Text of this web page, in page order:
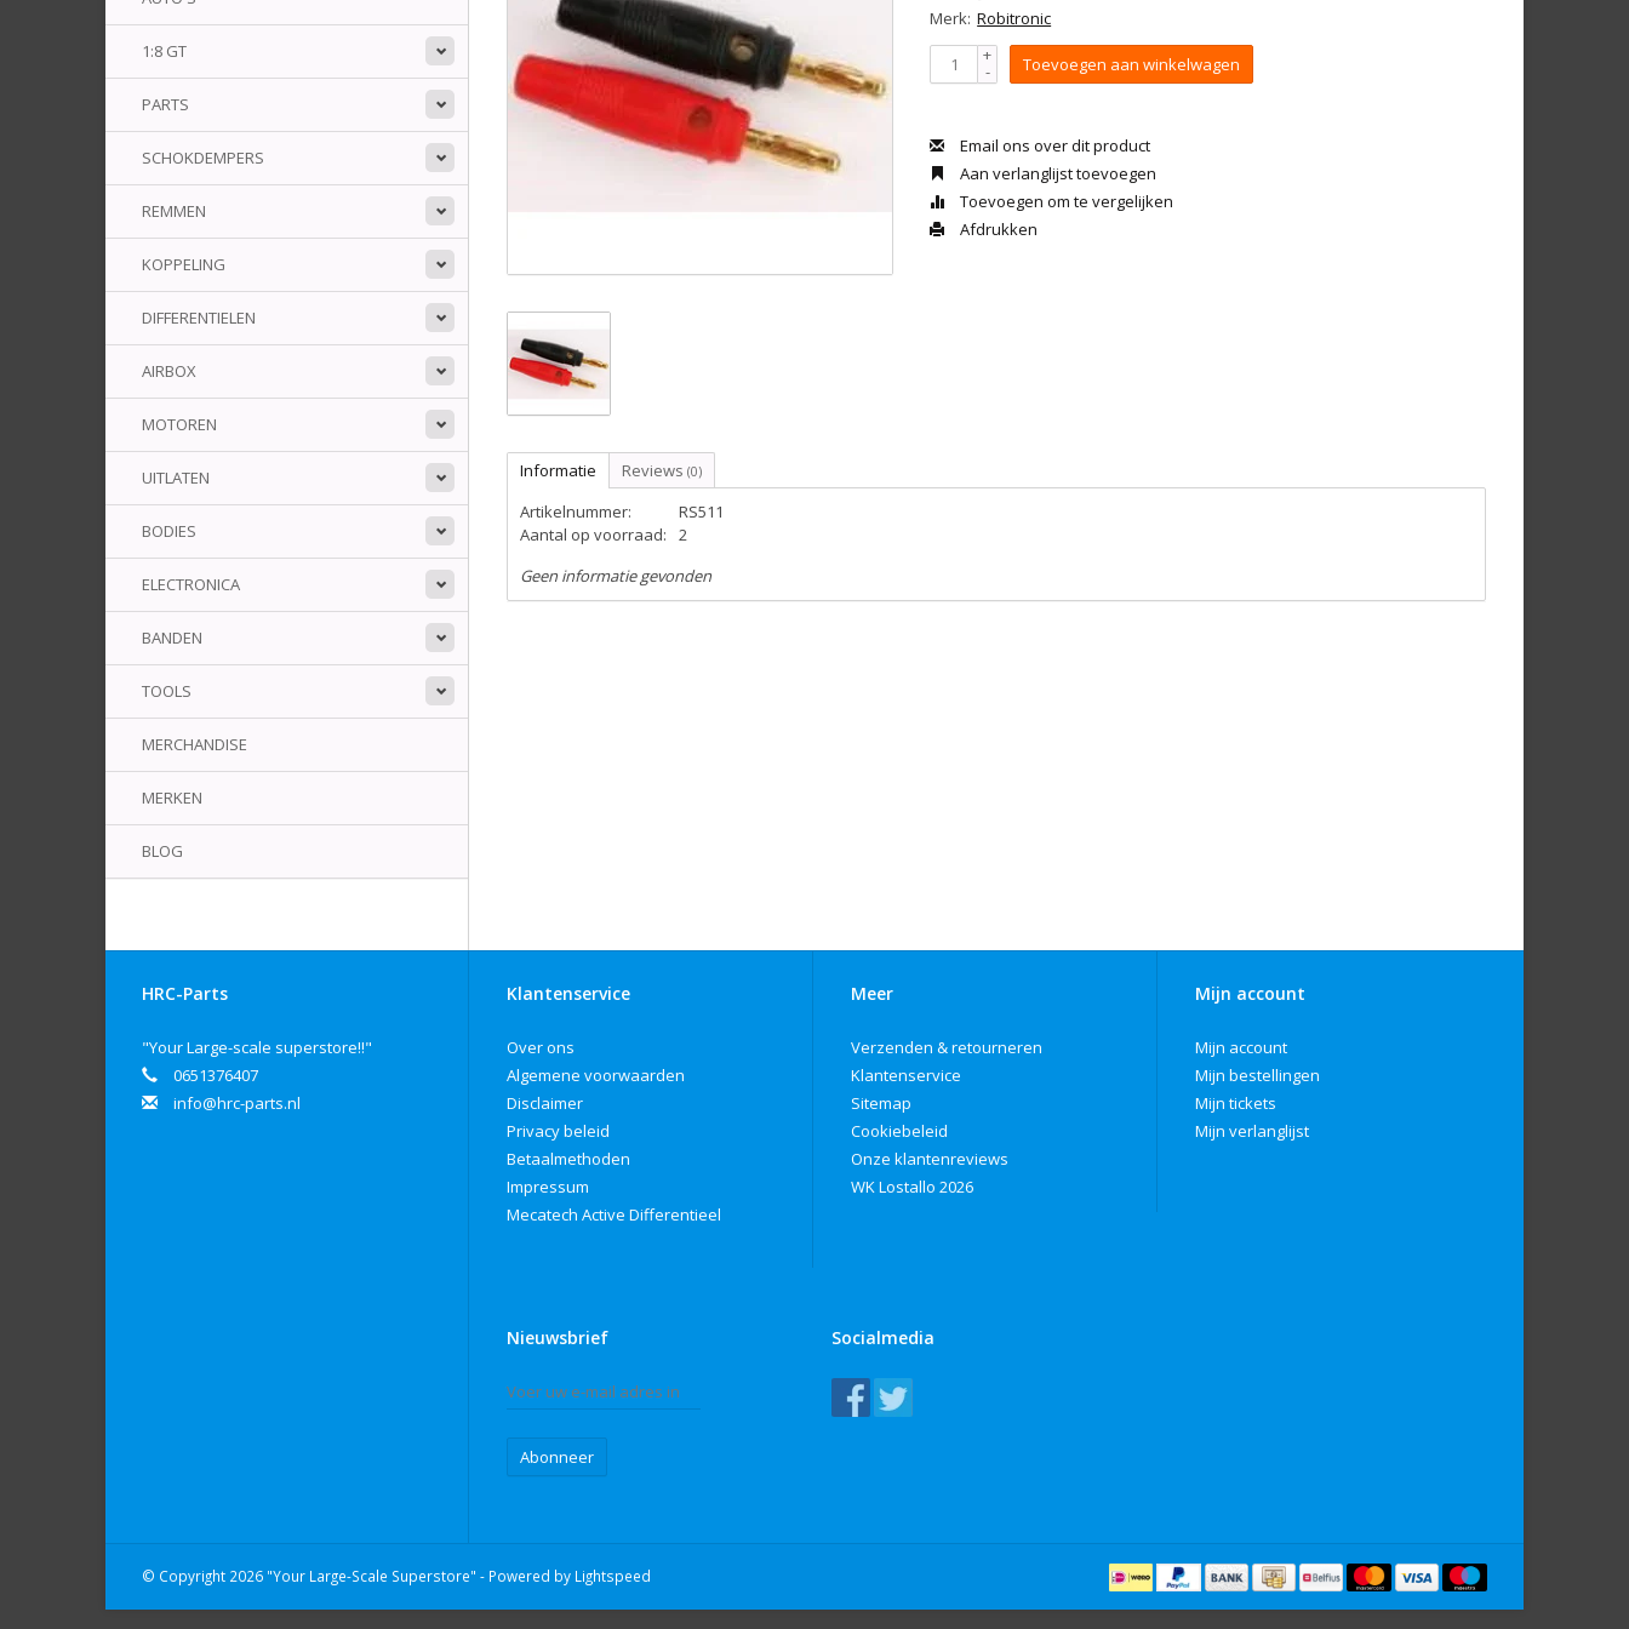
1:8 GT
PARTS
SCHOKDEMPERS
REMMEN
KOPPELING
DIFFERENTIELEN
AIRBOX
MOTOREN
UITLATEN
BODIES
ELECTRONICA
BANDEN
TOOLS
MERCHANDISE
MERKEN
BLOG
Merk: Robitronic
+
- Toevoegen aan winkelwagen
Email ons over dit product
Aan verlanglijst toevoegen
Toevoegen om te vergelijken
Afdrukken
Informatie Reviews (0)
Artikelnummer:
RS511
Aantal op voorraad:
2
Geen informatie gevonden
HRC-Parts
"Your Large-scale superstore!!"
0651376407
info@hrc-parts.nl
Klantenservice
Over ons
Algemene voorwaarden
Disclaimer
Privacy beleid
Betaalmethoden
Impressum
Mecatech Active Differentieel
Meer
Verzenden & retourneren
Klantenservice
Sitemap
Cookiebeleid
Onze klantenreviews
WK Lostallo 2026
Mijn account
Mijn account
Mijn bestellingen
Mijn tickets
Mijn verlanglijst
Nieuwsbrief
Abonneer
Socialmedia
© Copyright 2026 "Your Large-Scale Superstore" - Powered by Lightspeed